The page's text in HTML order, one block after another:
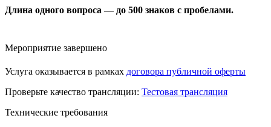
Длина одного вопроса — до 500 знаков с пробелами.
Мероприятие завершено
Услуга оказывается в рамках договора публичной оферты
Проверьте качество трансляции: Тестовая трансляция
Технические требования